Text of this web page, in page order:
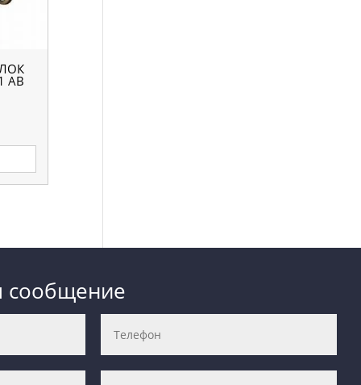
AB
сообщение